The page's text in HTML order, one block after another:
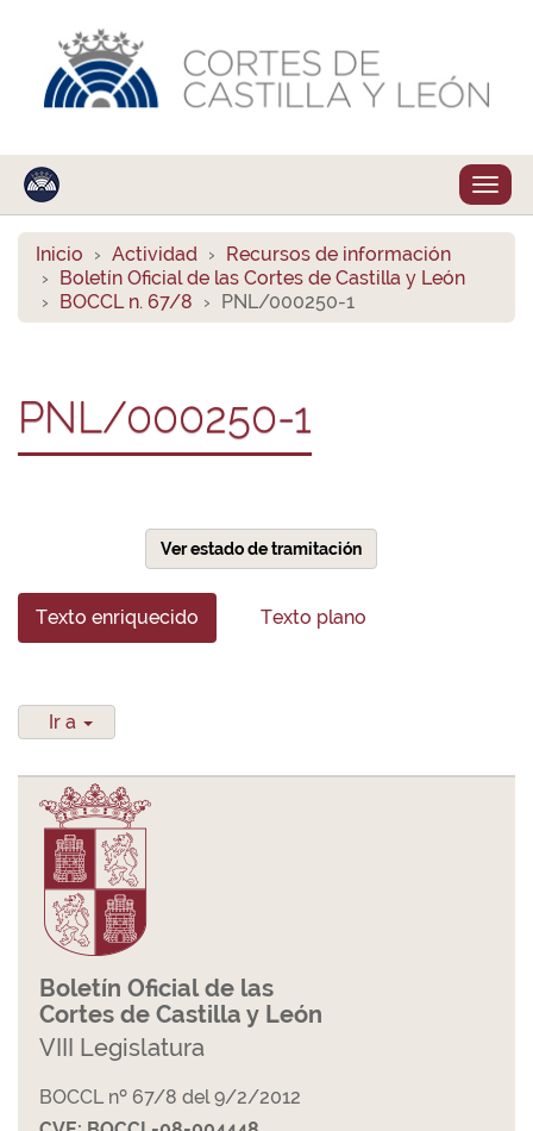
Inicio Actividad
Recursos de información
Boletín Oficial de las Cortes de Castilla y León
BOCCL n. 67/8
PNL/000250-1
PNL/000250-1
Ver estado de tramitación
Texto enriquecido Texto plano
Ir a
Boletín Oficial de las
Cortes de Castilla y León
VIII Legislatura
BOCCL nº 67/8 del 9/2/2012